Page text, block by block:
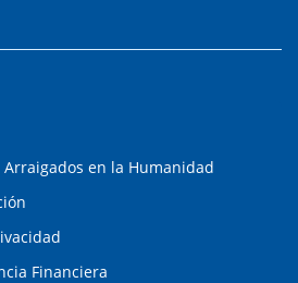
en la Humanidad
Financiera